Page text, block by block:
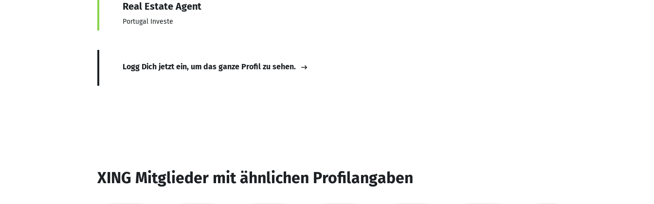
Real Estate Agent
Portugal Investe
Logg Dich jetzt ein, um das ganze Profil zu sehen.
XING Mitglieder mit ähnlichen Profilangaben